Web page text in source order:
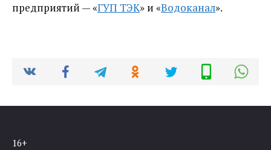
предприятий — «ГУП ТЭК» и «Водоканал».
16+